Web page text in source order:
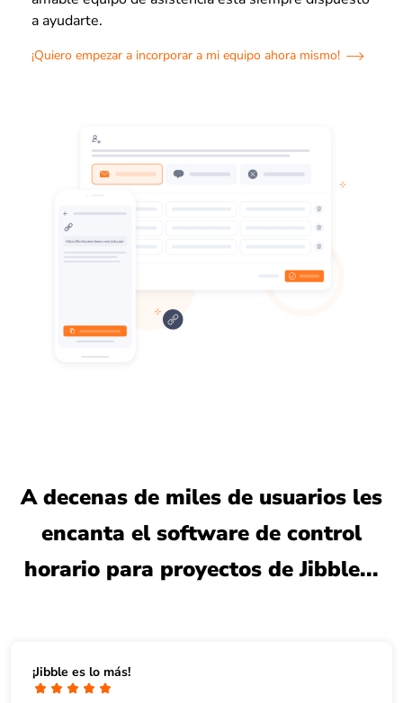
a ayudarte.
¡Quiero empezar a incorporar a mi equipo ahora mismo!
A decenas de miles de usuarios les
encanta el software de control
horario para proyectos de Jibble...
¡Jibble es lo más!